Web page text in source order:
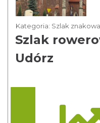
Kategoria: Szlak
Szlak
Udórz